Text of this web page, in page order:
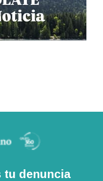
tu denuncia